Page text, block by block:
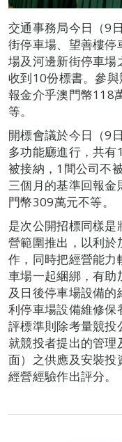
交通事務局今日（9
街停車場、望善樓
場及河邊新街停車
收到10份標書。參
報金介乎澳門幣118
等。
開標會議於今日（9
多功能廳進行，共
被接納，1間公司不
三個月的基準回報
門幣309萬元不等。
是次公開招標同樣
營範圍推出，以利於
作，同時把經營能力
車場一起綑綁，有助
及日後停車場設備
利停車場設備維修保
評標準則除考量競投
就競投者提出的管
面）之供應及安裝投
經營經驗作出評分。